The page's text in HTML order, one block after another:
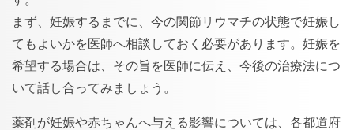
まず、妊娠するまでに、今の関節リウマチの状態で妊娠し
てもよいかを医師へ相談しておく必要があります。妊娠を
希望する場合は、その旨を医師に伝え、今後の治療法につ
いて話し合ってみましょう。
薬剤が妊娠や赤ちゃんへ与える影響については、各都道府